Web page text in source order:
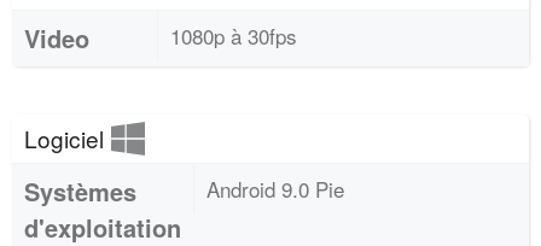
Video 1080p à 30fps
Logiciel
Systèmes
d'exploitation
Android 9.0 Pie